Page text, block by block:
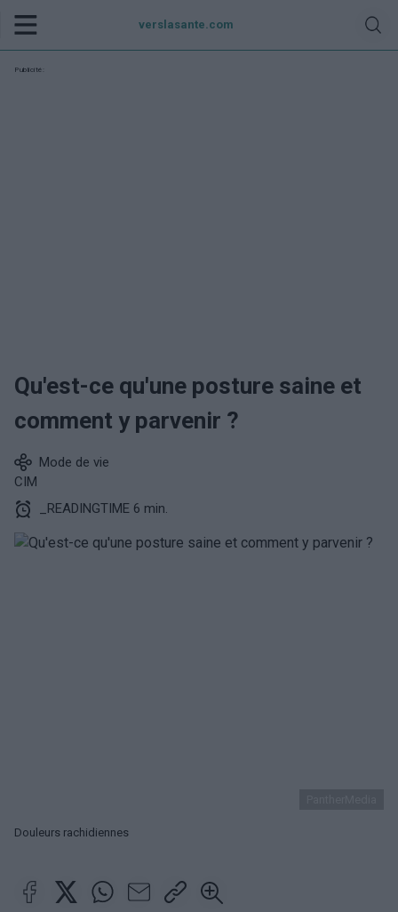
verslasante.com
Publicité:
Qu'est-ce qu'une posture saine et
comment y parvenir ?
Mode de vie
CIM
_READINGTIME 6 min.
Douleurs rachidiennes